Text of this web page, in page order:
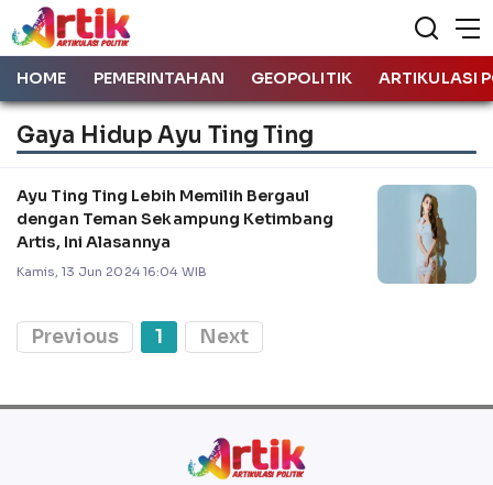
HOME PEMERINTAHAN GEOPOLITIK ARTIKULASI
Gaya Hidup Ayu Ting Ting
Ayu Ting Ting Lebih Memilih Bergaul
dengan Teman Sekampung Ketimbang
Artis, Ini Alasannya
Kamis, 13 Jun 2024 16:04 WIB
Previous 1 Next